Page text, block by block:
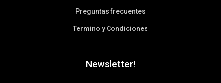
Preguntas frecuentes
Termino y Condiciones
Newsletter!